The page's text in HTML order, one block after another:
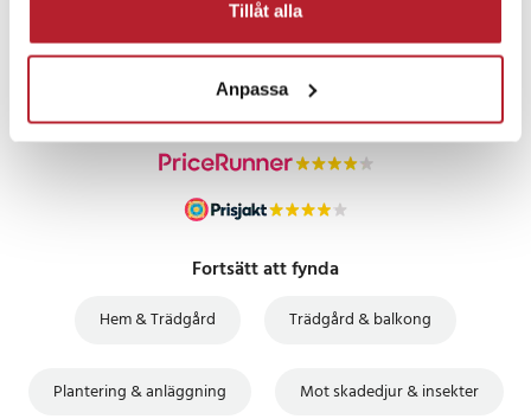
Tillåt alla
Anpassa
Fortsätt att fynda
Hem & Trädgård Trädgård & balkong
Plantering & anläggning Mot skadedjur & insekter